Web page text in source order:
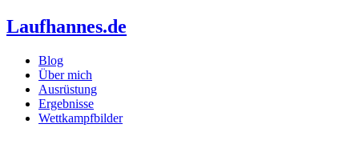
Laufhannes.de
Blog
Über mich
Ausrüstung
Ergebnisse
Wettkampfbilder